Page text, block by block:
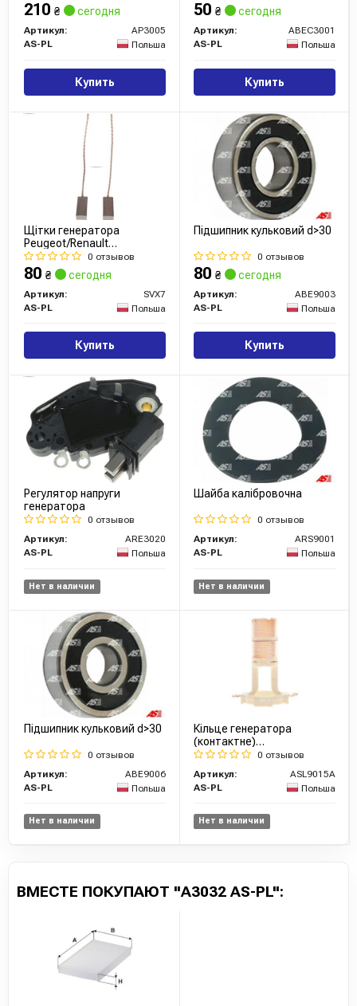
210 ₴ сегодня
Артикул:
AP3005
AS-PL
Польша
Купить
50 ₴ сегодня
Артикул:
ABEC3001
AS-PL
Польша
Купить
Щітки генератора
Peugeot/Renault
(6,3x4,5x15.5) (STANDARD
LINE)
0 отзывов
80 ₴ сегодня
Артикул:
SVX7
AS-PL
Польша
Купить
Підшипник кульковий d>30
0 отзывов
80 ₴ сегодня
Артикул:
ABE9003
AS-PL
Польша
Купить
Регулятор напруги
генератора
0 отзывов
Артикул:
ARE3020
AS-PL
Польша
Нет в наличии
Шайба калібровочна
0 отзывов
Артикул:
ARS9001
AS-PL
Польша
Нет в наличии
Підшипник кульковий d>30
0 отзывов
Артикул:
ABE9006
AS-PL
Польша
Нет в наличии
Кільце генератора
(контактне)
(27x14.9x7x9.2x9.2x9.2)
0 отзывов
Артикул:
ASL9015A
AS-PL
Польша
Нет в наличии
ВМЕСТЕ ПОКУПАЮТ "A3032 AS-PL":